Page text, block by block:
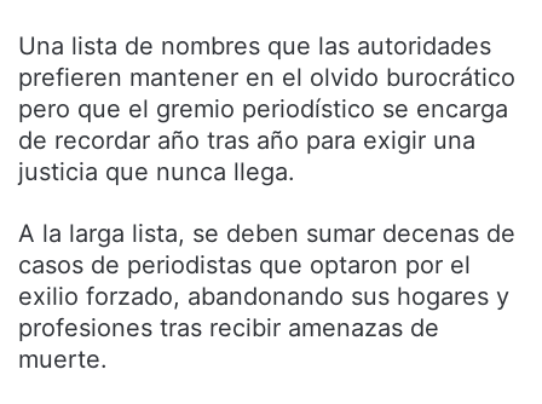
Una lista de nombres que las autoridades
prefieren mantener en el olvido burocrático
pero que el gremio periodístico se encarga
de recordar año tras año para exigir una
justicia que nunca llega.
A la larga lista, se deben sumar decenas de
casos de periodistas que optaron por el
exilio forzado, abandonando sus hogares y
profesiones tras recibir amenazas de
muerte.